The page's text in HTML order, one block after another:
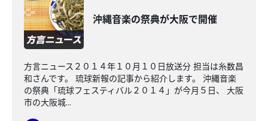
沖縄音楽の祭典が大阪で開催
方言ニュース２０１４年１０月１０日放送分 担当は糸数昌
和さんです。 琉球新報の記事から紹介します。 沖縄音楽
の祭典「琉球フェスティバル２０１４」が今月５日、 大阪
市の大阪城...